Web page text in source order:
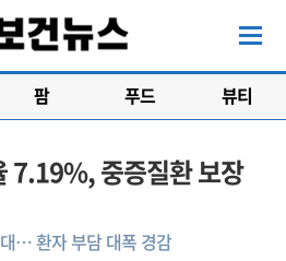
팜 푸드 뷰티
7.19%, 중증질환 보장
… 환자 부담 대폭 경감